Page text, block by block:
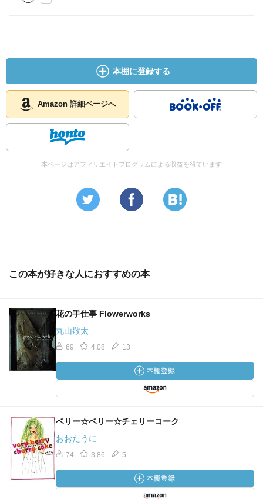
本棚に登録する
Amazon 詳細ページへ
本ページはアフィリエイトプログラムによる収益を得ています
この本が好きな人におすすめの本
花の手仕事 Flowerworks
丸山敬太
69 4.08 13
ベリー☆ベリー☆チェリーコーク
おおたうに
74 3.86 5